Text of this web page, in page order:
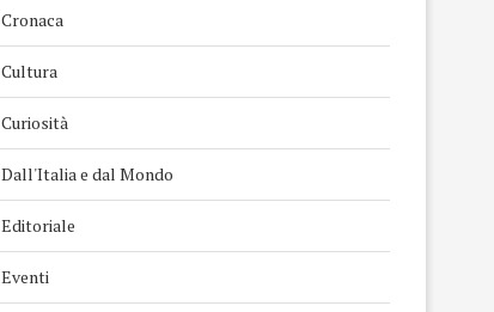
Cronaca
Cultura
Curiosità
Dall'Italia e dal Mondo
Editoriale
Eventi